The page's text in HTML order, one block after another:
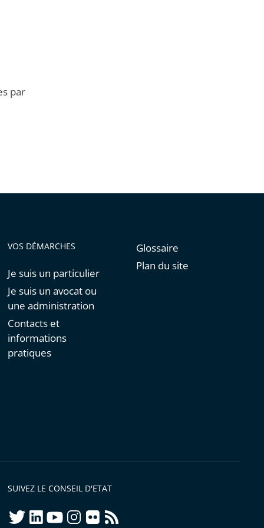
par
VOS DÉMARCHES
Je suis un particulier
Je suis un avocat ou
une administration
Contacts et
informations
pratiques
Glossaire
Plan du site
SUIVEZ LE CONSEIL D'ETAT
twitterlinkedInyoutubeinstagram
flickrrss